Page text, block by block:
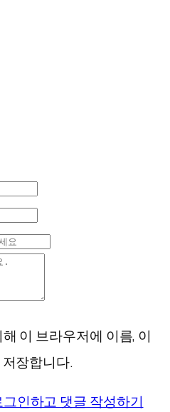
이 브라우저에 이름, 이
장합니다.
그인하고 댓글 작성하기